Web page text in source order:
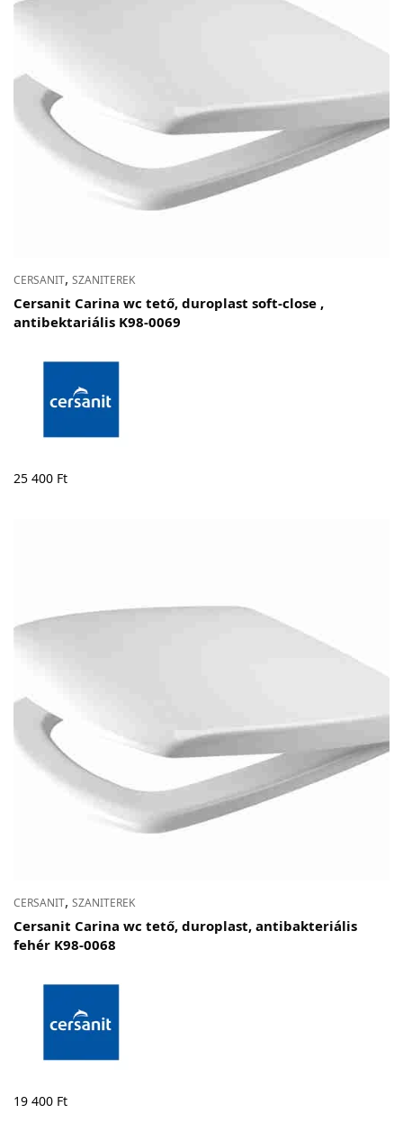
CERSANIT, SZANITEREK
Cersanit Carina wc tető, duroplast soft-close ,
antibektariális K98-0069
25 400 Ft
CERSANIT, SZANITEREK
Cersanit Carina wc tető, duroplast, antibakteriális
fehér K98-0068
19 400 Ft